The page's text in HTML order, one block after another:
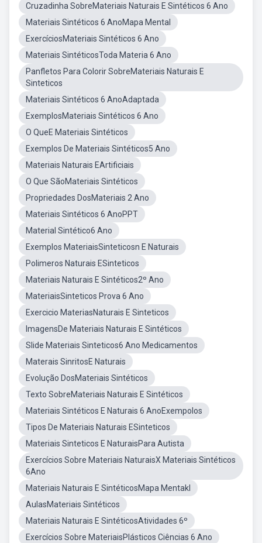
Cruzadinha SobreMateriais Naturais E Sintéticos 6 Ano
Materiais Sintéticos 6 AnoMapa Mental
ExercíciosMateriais Sintéticos 6 Ano
Materiais SintéticosToda Materia 6 Ano
Panfletos Para Colorir SobreMateriais Naturais E
Sinteticos
Materiais Sintéticos 6 AnoAdaptada
ExemplosMateriais Sintéticos 6 Ano
O QueE Materiais Sintéticos
Exemplos De Materiais Sintéticos5 Ano
Materiais Naturais EArtificiais
O Que SãoMateriais Sintéticos
Propriedades DosMateriais 2 Ano
Materiais Sintéticos 6 AnoPPT
Material Sintético6 Ano
Exemplos MateriaisSinteticosn E Naturais
Polimeros Naturais ESinteticos
Materiais Naturais E Sintéticos2º Ano
MateriaisSinteticos Prova 6 Ano
Exercicio MateriasNaturais E Sinteticos
ImagensDe Materiais Naturais E Sintéticos
Slide Materiais Sinteticos6 Ano Medicamentos
Materais SinritosE Naturais
Evolução DosMateriais Sintéticos
Texto SobreMateriais Naturais E Sintéticos
Materiais Sintéticos E Naturais 6 AnoExempolos
Tipos De Materiais Naturais ESinteticos
Materiais Sinteticos E NaturaisPara Autista
Exercícios Sobre Materiais NaturaisX Materiais Sintéticos
6Ano
Materiais Naturais E SintéticosMapa Mentakl
AulasMateriais Sintéticos
Materiais Naturais E SintéticosAtividades 6º
Exercícios Sobre MateriaisPlásticos Ciências 6 Ano